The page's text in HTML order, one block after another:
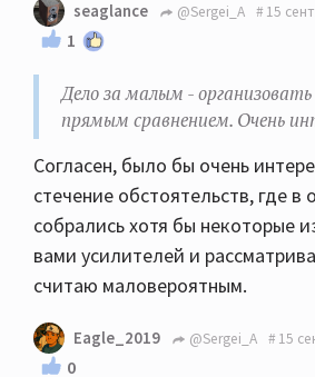
seaglance @Sergei_A 15
1
Дело за малым -
прямым сравнением. Очень
Согласен, было бы очень
стечение обстоятельств, где
собрались хотя бы некоторые
вами усилителей и
считаю маловероятным.
Eagle_2019 @Sergei_A 15
0